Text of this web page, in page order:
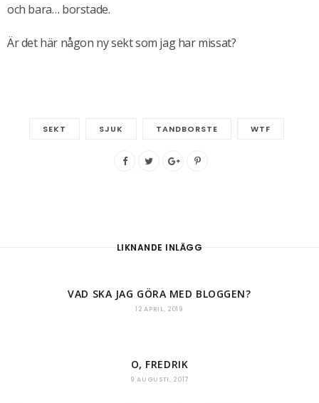
och bara… borstade.
Är det här någon ny sekt som jag har missat?
SEKT SJUK TANDBORSTE WTF
LIKNANDE INLÄGG
VAD SKA JAG GÖRA MED BLOGGEN?
12 APRIL, 2019
O, FREDRIK
9 AUGUSTI, 2017